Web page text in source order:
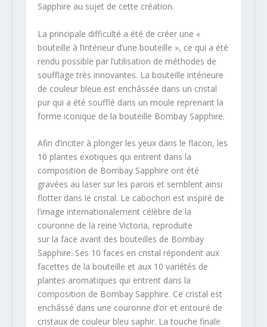
Sapphire au sujet de cette création.
La principale difficulté a été de créer une «
bouteille à l’intérieur d’une bouteille », ce qui a été
rendu possible par l’utilisation de méthodes de
soufflage très innovantes. La bouteille intérieure
de couleur bleue est enchâssée dans un cristal
pur qui a été soufflé dans un moule reprenant la
forme iconique de la bouteille Bombay Sapphire.
Afin d’inciter à plonger les yeux dans le flacon, les
10 plantes exotiques qui entrent dans la
composition de Bombay Sapphire ont été
gravées au laser sur les parois et semblent ainsi
flotter dans le cristal. Le cabochon est inspiré de
l’image internationalement célèbre de la
couronne de la reine Victoria, reproduite
sur la face avant des bouteilles de Bombay
Sapphire. Ses 10 faces en cristal répondent aux
facettes de la bouteille et aux 10 variétés de
plantes aromatiques qui entrent dans la
composition de Bombay Sapphire. Ce cristal est
enchâssé dans une couronne d’or et entouré de
cristaux de couleur bleu saphir. La touche finale